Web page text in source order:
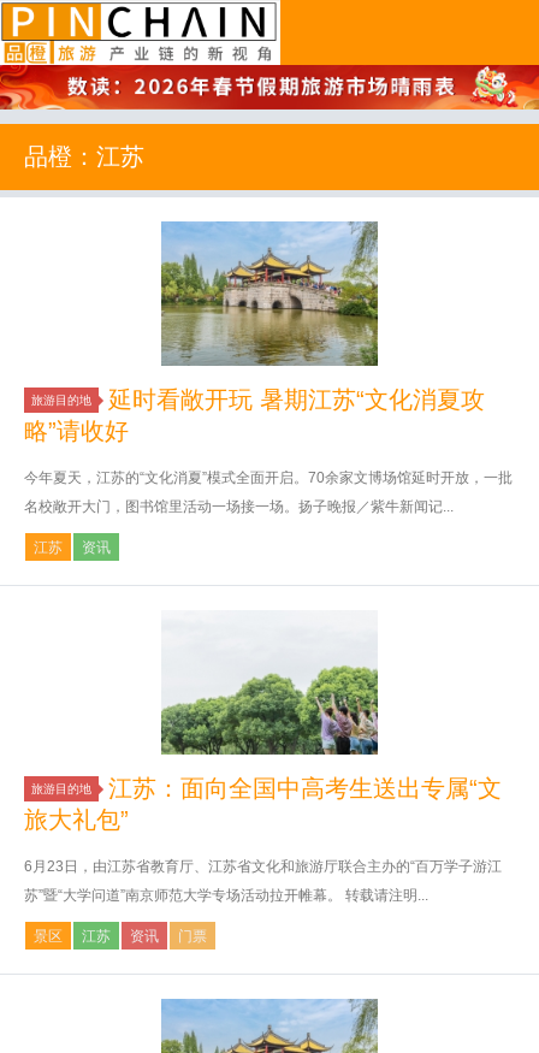
品橙旅游
品橙：江苏
旅游目的地
延时看敞开玩 暑期江苏“文化消夏攻
略”请收好
今年夏天，江苏的“文化消夏”模式全面开启。70余家文博场馆延时开放，一批
名校敞开大门，图书馆里活动一场接一场。扬子晚报／紫牛新闻记...
江苏 资讯
旅游目的地
江苏：面向全国中高考生送出专属“文
旅大礼包”
6月23日，由江苏省教育厅、江苏省文化和旅游厅联合主办的“百万学子游江
苏”暨“大学问道”南京师范大学专场活动拉开帷幕。 转载请注明...
景区 江苏 资讯 门票